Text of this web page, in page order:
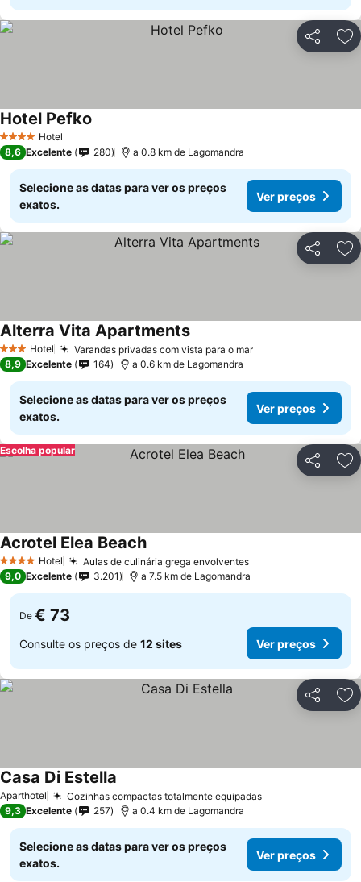
Partilhar
4 EstrelasHotel
Hotel Pefko
8,6 Excelente 280 a 0.8 km de Lagomandra
Selecione as datas para ver os preços
exatos.
Ver preços
Partilhar
3 EstrelasHotel Varandas privadas com vista para o mar
Alterra Vita Apartments
8,9 Excelente 164 a 0.6 km de Lagomandra
Selecione as datas para ver os preços
exatos.
Ver preços
Partilhar
Escolha popular
4 EstrelasHotel Aulas de culinária grega envolventes
Acrotel Elea Beach
9,0 Excelente 3.201 a 7.5 km de Lagomandra
De € 73
Consulte os preços de 12 sites Ver preços
Partilhar
Aparthotel Cozinhas compactas totalmente equipadas
Casa Di Estella
9,3 Excelente 257 a 0.4 km de Lagomandra
Selecione as datas para ver os preços
exatos.
Ver preços